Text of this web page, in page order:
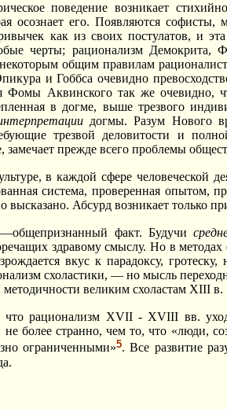
поведение возникает
осознает его. Появляются
как из своих постулатов, и
черты; рационализм
общим правилам
и Гоббса очевидно
Фомы Аквинского так же очевидно,
в догме, выше трезвого
догмы. Разум Нового
трезвой деловитости и
замечает прежде всего проблемы
в каждой сфере человеческой
система, проверенная опытом,
высказано. Абсурд возникает только
факт. Будучи
здравому смыслу. Но в
вкус к парадоксу,
схоластики, — но мысль
методичности великим схоластам XIII в.
что рационализм XVII - XVIII вв.
не более странно, чем то, что «люди,
ограниченными»5. Все развитие